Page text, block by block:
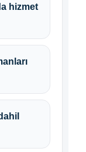
hizmet